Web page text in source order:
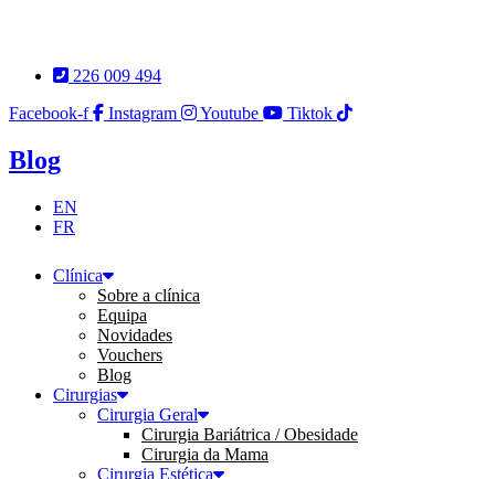
conteúdo 226 009 494
Facebook-f
Instagram Youtube Tiktok
Blog
EN
FR
Clínica
Sobre a clínica
Equipa
Novidades
Vouchers
Blog
Cirurgias
Cirurgia Geral
Cirurgia Bariátrica / Obesidade
Cirurgia da Mama
Cirurgia Estética